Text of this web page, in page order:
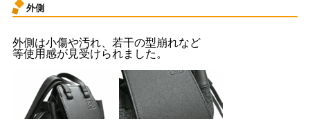
外側
外側は小傷や汚れ、若干の型崩れなど
等使用感が見受けられました。